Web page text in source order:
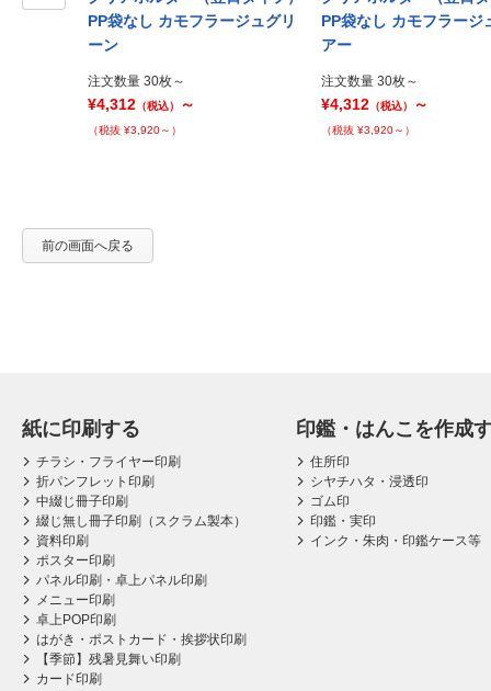
PP袋なし カモフラージュグリ
ーン
注文数量 30枚～
¥4,312 （税込） ～
（税抜 ¥3,920～）
PP袋なし カモフラージ
アー
注文数量 30枚～
¥4,312 （税込） ～
（税抜 ¥3,920～）
前の画面へ戻る
紙に印刷する
チラシ・フライヤー印刷
折パンフレット印刷
中綴じ冊子印刷
綴じ無し冊子印刷（スクラム製本）
資料印刷
ポスター印刷
パネル印刷・卓上パネル印刷
メニュー印刷
卓上POP印刷
はがき・ポストカード・挨拶状印刷
【季節】残暑見舞い印刷
カード印刷
印鑑・はんこを作成
住所印
シヤチハタ・浸透印
ゴム印
印鑑・実印
インク・朱肉・印鑑ケース等